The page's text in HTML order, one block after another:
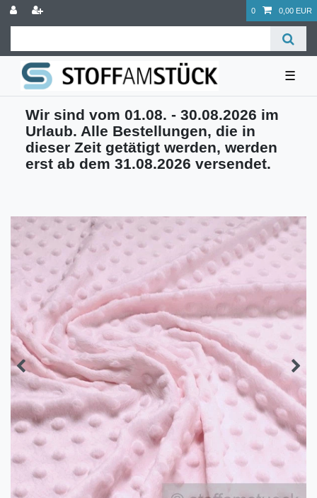
0 0,00 EUR
☰
Wir sind vom 01.08. - 30.08.2026 im
Urlaub. Alle Bestellungen, die in
dieser Zeit getätigt werden, werden
erst ab dem 31.08.2026 versendet.